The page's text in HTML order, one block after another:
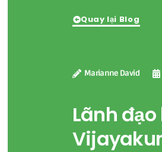
Quay lại Blog
Marianne David
Lãnh